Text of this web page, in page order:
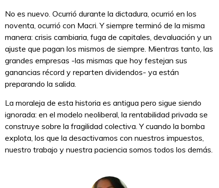
No es nuevo. Ocurrió durante la dictadura, ocurrió en los
noventa, ocurrió con Macri. Y siempre terminó de la misma
manera: crisis cambiaria, fuga de capitales, devaluación y un
ajuste que pagan los mismos de siempre. Mientras tanto, las
grandes empresas -las mismas que hoy festejan sus
ganancias récord y reparten dividendos- ya están
preparando la salida.
La moraleja de esta historia es antigua pero sigue siendo
ignorada: en el modelo neoliberal, la rentabilidad privada se
construye sobre la fragilidad colectiva. Y cuando la bomba
explota, los que la desactivamos con nuestros impuestos,
nuestro trabajo y nuestra paciencia somos todos los demás.